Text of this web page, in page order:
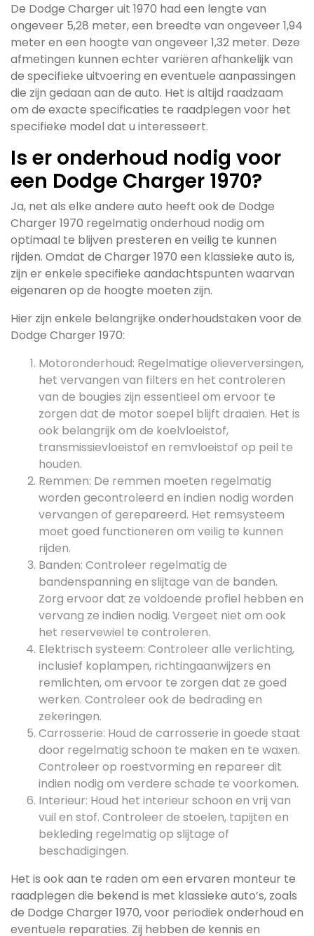
De Dodge Charger uit 1970 had een lengte van
ongeveer 5,28 meter, een breedte van ongeveer 1,94
meter en een hoogte van ongeveer 1,32 meter. Deze
afmetingen kunnen echter variëren afhankelijk van
de specifieke uitvoering en eventuele aanpassingen
die zijn gedaan aan de auto. Het is altijd raadzaam
om de exacte specificaties te raadplegen voor het
specifieke model dat u interesseert.
Is er onderhoud nodig voor
een Dodge Charger 1970?
Ja, net als elke andere auto heeft ook de Dodge
Charger 1970 regelmatig onderhoud nodig om
optimaal te blijven presteren en veilig te kunnen
rijden. Omdat de Charger 1970 een klassieke auto is,
zijn er enkele specifieke aandachtspunten waarvan
eigenaren op de hoogte moeten zijn.
Hier zijn enkele belangrijke onderhoudstaken voor de
Dodge Charger 1970:
Motoronderhoud: Regelmatige olieverversingen,
het vervangen van filters en het controleren
van de bougies zijn essentieel om ervoor te
zorgen dat de motor soepel blijft draaien. Het is
ook belangrijk om de koelvloeistof,
transmissievloeistof en remvloeistof op peil te
houden.
Remmen: De remmen moeten regelmatig
worden gecontroleerd en indien nodig worden
vervangen of gerepareerd. Het remsysteem
moet goed functioneren om veilig te kunnen
rijden.
Banden: Controleer regelmatig de
bandenspanning en slijtage van de banden.
Zorg ervoor dat ze voldoende profiel hebben en
vervang ze indien nodig. Vergeet niet om ook
het reservewiel te controleren.
Elektrisch systeem: Controleer alle verlichting,
inclusief koplampen, richtingaanwijzers en
remlichten, om ervoor te zorgen dat ze goed
werken. Controleer ook de bedrading en
zekeringen.
Carrosserie: Houd de carrosserie in goede staat
door regelmatig schoon te maken en te waxen.
Controleer op roestvorming en repareer dit
indien nodig om verdere schade te voorkomen.
Interieur: Houd het interieur schoon en vrij van
vuil en stof. Controleer de stoelen, tapijten en
bekleding regelmatig op slijtage of
beschadigingen.
Het is ook aan te raden om een ervaren monteur te
raadplegen die bekend is met klassieke auto’s, zoals
de Dodge Charger 1970, voor periodiek onderhoud en
eventuele reparaties. Zij hebben de kennis en